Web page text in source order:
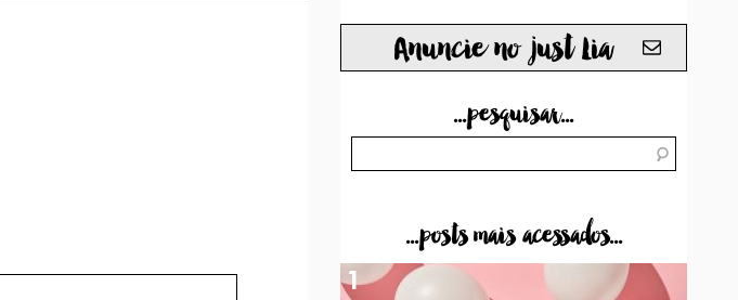
Anuncie no just Lia
...pesquisar...
...posts mais acessados...
1